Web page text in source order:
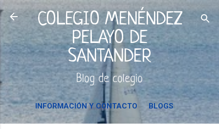
Ir al contenido principal
COLEGIO MENÉNDEZ
PELAYO DE
SANTANDER
Blog de colegio
INFORMACIÓN Y CONTACTO BLOGS